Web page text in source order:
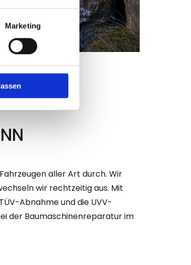
Marketing
aller Art durch. Wir
wir rechtzeitig aus. Mit
Abnahme und die UVV-
der Baumaschinenreparatur im